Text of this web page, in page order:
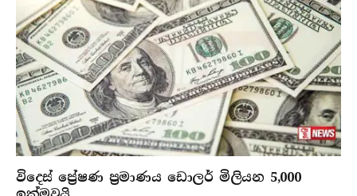
විදෙස් ප්‍රේෂණ ප්‍රමාණය ඩොලර් මිලියන 5,000